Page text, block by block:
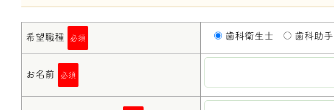
希望職種 必須 歯科衛生士 歯科助
お名前 必須